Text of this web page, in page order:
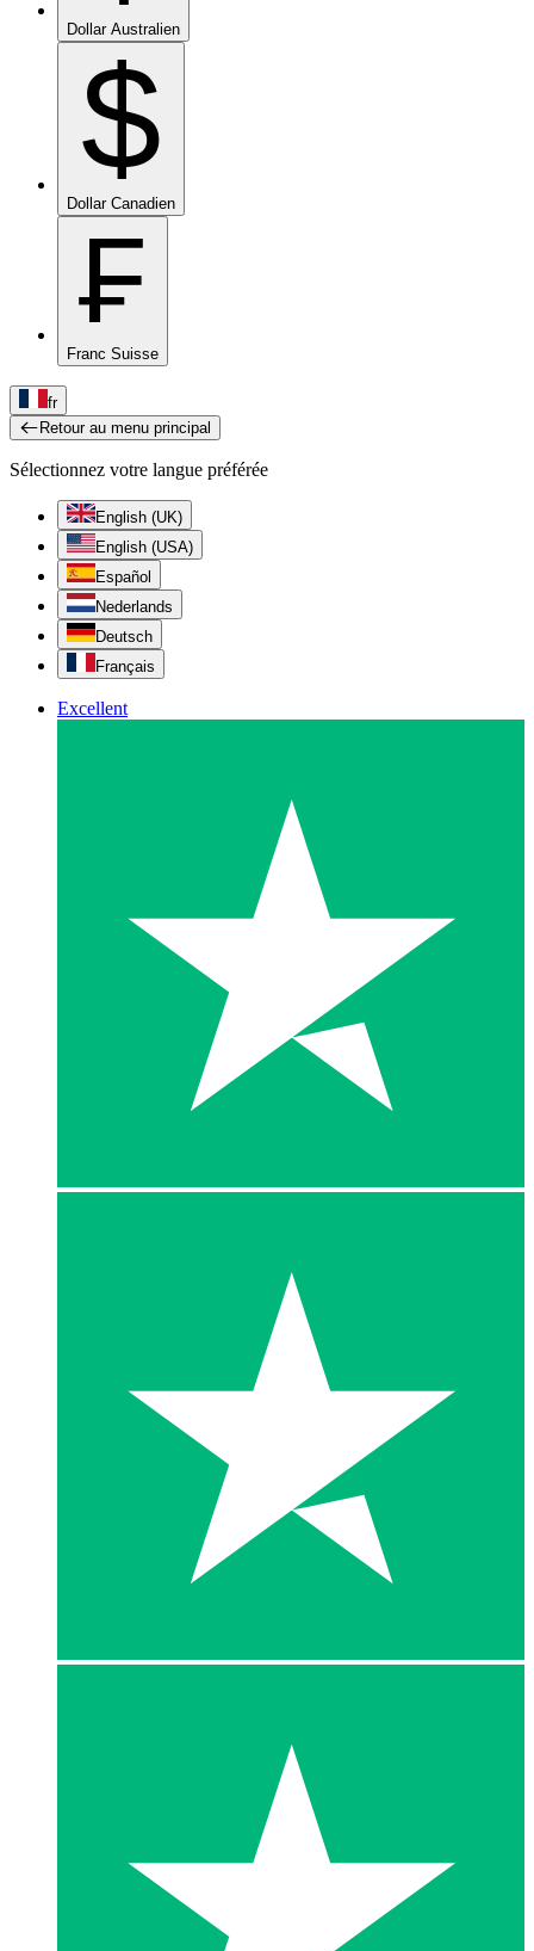
Dollar Australien
$
Dollar Canadien
₣
Franc Suisse
fr
Retour au menu principal
Sélectionnez votre langue préférée
English (UK)
English (USA)
Español
Nederlands
Deutsch
Français
Excellent